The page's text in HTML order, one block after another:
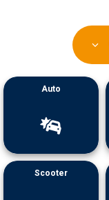
Auto
Scooter